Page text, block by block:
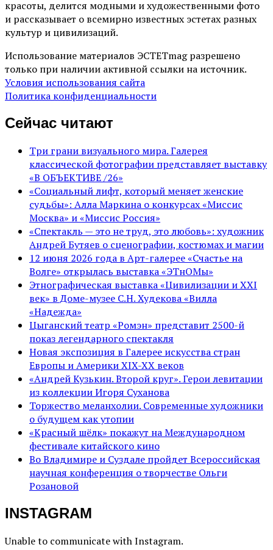
красоты, делится модными и художественными фото
и рассказывает о всемирно известных эстетах разных
культур и цивилизаций.
Использование материалов ЭСТЕТmag разрешено
только при наличии активной ссылки на источник.
Условия использования сайта
Политика конфиденциальности
Сейчас читают
Три грани визуального мира. Галерея
классической фотографии представляет выставку
«В ОБЪЕКТИВЕ /26»
«Социальный лифт, который меняет женские
судьбы»: Алла Маркина о конкурсах «Миссис
Москва» и «Миссис Россия»
«Спектакль — это не труд, это любовь»: художник
Андрей Бутяев о сценографии, костюмах и магии
12 июня 2026 года в Арт-галерее «Счастье на
Волге» открылась выставка «ЭТнОМы»
Этнографическая выставка «Цивилизации и ХХI
век» в Доме-музее С.Н. Худекова «Вилла
«Надежда»
Цыганский театр «Ромэн» представит 2500-й
показ легендарного спектакля
Новая экспозиция в Галерее искусства стран
Европы и Америки XIX-XX веков
«Андрей Кузькин. Второй круг». Герои левитации
из коллекции Игоря Суханова
Торжество меланхолии. Современные художники
о будущем как утопии
«Красный шёлк» покажут на Международном
фестивале китайского кино
Во Владимире и Суздале пройдет Всероссийская
научная конференция о творчестве Ольги
Розановой
INSTAGRAM
Unable to communicate with Instagram.